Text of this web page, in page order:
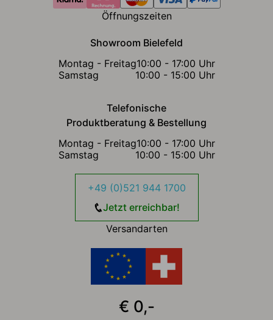
Öffnungszeiten
Showroom Bielefeld
Montag - Freitag10:00 - 17:00 Uhr
Samstag
10:00 - 15:00 Uhr
Telefonische
Produktberatung & Bestellung
Montag - Freitag10:00 - 17:00 Uhr
Samstag
10:00 - 15:00 Uhr
+49 (0)521 944 1700
Jetzt erreichbar!
Versandarten
€ 0,-